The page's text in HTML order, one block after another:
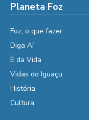
Planeta Foz
Foz, o que fazer
Diga Aí
É da Vida
Vidas do Iguaçu
História
Cultura